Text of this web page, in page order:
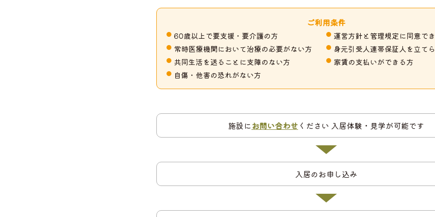
ご利用条件
60歳以上で要支援・要介護の方
運営方針と管理規定に同意で
常時医療機関において治療の必要がない方
身元引受人連帯保証人を立て
共同生活を送ることに支障のない方
家賃の支払いができる方
自傷・他害の恐れがない方
施設にお問い合わせ ください 入居体験・見学が可能です
入居のお申し込み